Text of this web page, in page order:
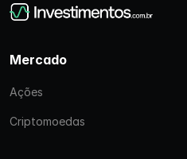
Mercado
Ações
Criptomoedas